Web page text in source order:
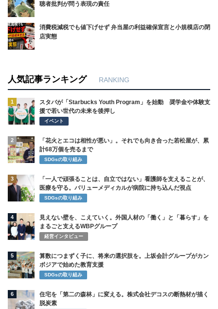
聴者批判が問う表現の責任
消費税減税でも値下げせず 弁当屋の利益確保宣言と小規模店の閉
店実態
人気記事ランキング RANKING
1
スタバが「Starbucks Youth Program」を始動 奨学金や体験支
援で若い世代の未来を後押し
イベント
2
「花火とエコは相性が悪い」。それでも向き合った若松屋が、累
計68万個を売るまで
SDGsの取り組み
3
「一人で頑張ることは、自立ではない」看護師を支えることが、
医療を守る。バリューメディカルが病院に持ち込んだ視点
SDGsの取り組み
4
見えない壁を、こえていく。外国人材の「働く」と「暮らす」を
まるごと支えるWBPグループ
経営インタビュー
5
算数につまずく子に、将来の選択肢を。上坂会計グループがカン
ボジアで始めた教育支援
SDGsの取り組み
6
住宅を「第二の森林」に変える。株式会社デコスの断熱材が描く
脱炭素